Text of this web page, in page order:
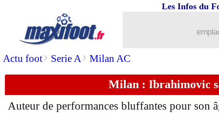
Actu foot> Serie A> Milan AC
Les Infos du
Milan : Ibrahimovic
Auteur de performances bluffantes pour son
Man Utd : 2 clubs anglais discutent
23/03 Clermont: Hountondji, la tuile...
23/03 EdF: Koundé admet avoir